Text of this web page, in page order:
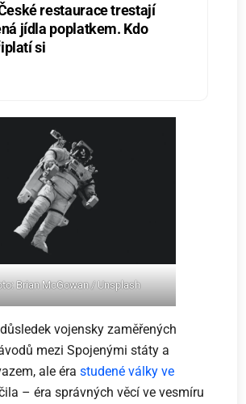
restaurace trestají
jídla poplatkem. Kdo
si
Brian McGowan / Unsplash
vojensky zaměřených
mezi Spojenými státy a
ale érastudené války ve
– éra správných věcí ve vesmíru